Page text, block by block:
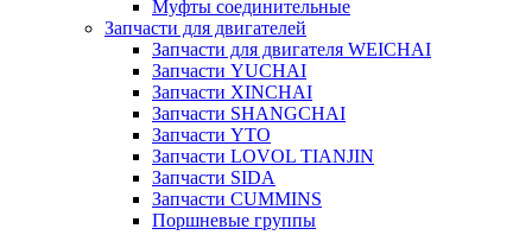
Муфты соединительные
Запчасти для двигателей
Запчасти для двигателя WEICHAI
Запчасти YUCHAI
Запчасти XINCHAI
Запчасти SHANGCHAI
Запчасти YTO
Запчасти LOVOL TIANJIN
Запчасти SIDA
Запчасти CUMMINS
Поршневые группы